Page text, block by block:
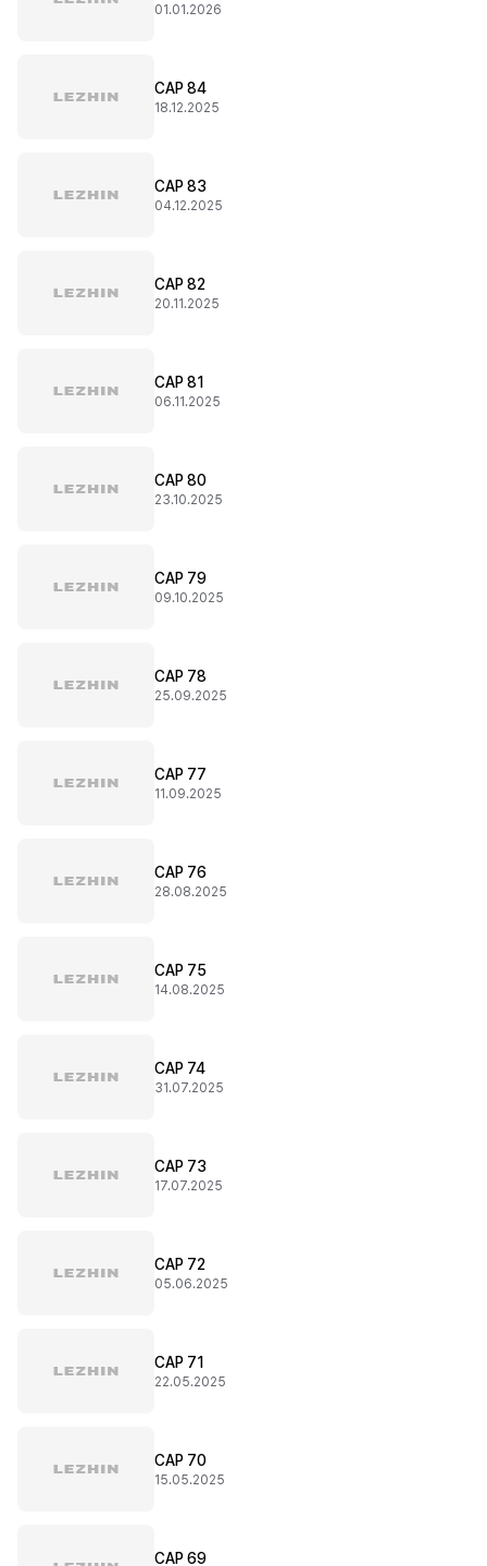
01.01.2026
CAP 84
18.12.2025
CAP 83
04.12.2025
CAP 82
20.11.2025
CAP 81
06.11.2025
CAP 80
23.10.2025
CAP 79
09.10.2025
CAP 78
25.09.2025
CAP 77
11.09.2025
CAP 76
28.08.2025
CAP 75
14.08.2025
CAP 74
31.07.2025
CAP 73
17.07.2025
CAP 72
05.06.2025
CAP 71
22.05.2025
CAP 70
15.05.2025
CAP 69